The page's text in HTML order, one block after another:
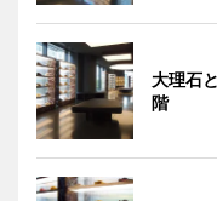
大理石
階